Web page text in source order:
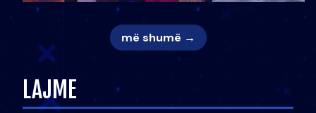
më shumë →
LAJME